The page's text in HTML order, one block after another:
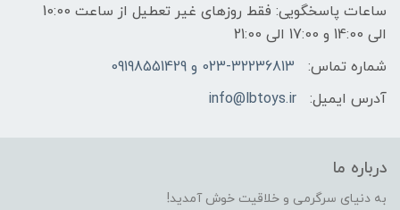
ساعات پاسخگویی: فقط روزهای غیر تعطیل از ساعت 10:00
الی 14:00 و 17:00 الی 21:00
شماره تماس:
023-32236813 و 09198551429
آدرس ایمیل:
info@lbtoys.ir
درباره ما
به دنیای سرگرمی و خلاقیت خوش آمدید!